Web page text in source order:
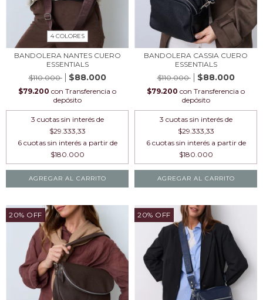
4 COLORES
BANDOLERA NANTES CUERO
ESSENTIALS
$110.000
$88.000
$79.200 con Transferencia o
depósito
3 cuotas sin interés de
$29.333,33
AGREGAR AL CARRITO
BANDOLERA CASSIA CUERO
ESSENTIALS
$110.000
$88.000
$79.200 con Transferencia o
depósito
3 cuotas sin interés de
$29.333,33
AGREGAR AL CARRITO
20% OFF 20% OFF